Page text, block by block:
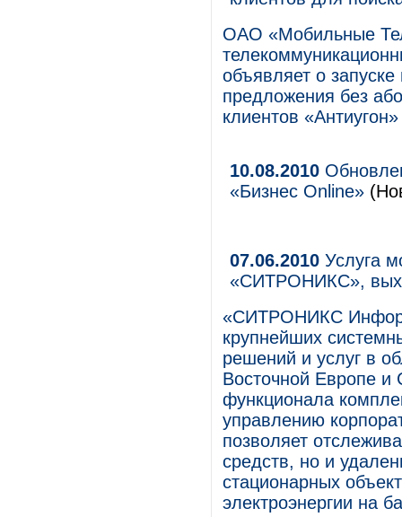
ОАО «Мобильные
объявляет о
предложения без
клиентов
10.08.2010
«Бизнес Online»
07.06.2010 Услуга
«СИТРОНИКС»,
«СИТРОНИКС
крупнейших
решений и услуг в
Восточной Европе и
функционала
управлению
позволяет
средств, но и
стационарных
электроэнергии на